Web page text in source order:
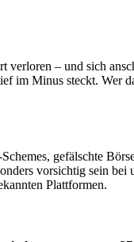
verloren – und sich
im Minus steckt. Wer
gefälschte
vorsichtig sein bei
Plattformen.